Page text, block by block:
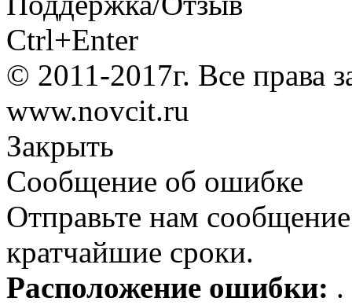
Ctrl+Enter
© 2011-2017г. Все права
www.novcit.ru
Закрыть
Сообщение об ошибке
Отправьте нам
кратчайшие сроки.
Расположение ошибки: .